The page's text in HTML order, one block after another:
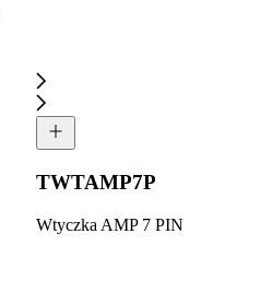
TWTAMP7P
Wtyczka AMP 7 PIN